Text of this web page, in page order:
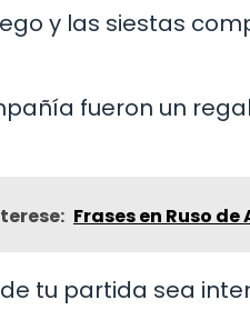
y las siestas
fueron un
Frases en Ruso de
de tu partida sea